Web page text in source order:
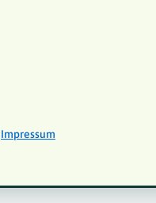
Impressum